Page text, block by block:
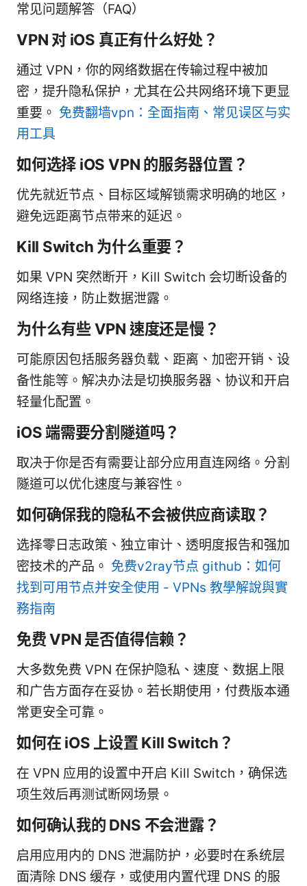
常见问题解答（FAQ）
VPN 对 iOS 真正有什么好处？
通过 VPN，你的网络数据在传输过程中被加
密，提升隐私保护，尤其在公共网络环境下更显
重要。 免费翻墙vpn：全面指南、常见误区与实
用工具
如何选择 iOS VPN 的服务器位置？
优先就近节点、目标区域解锁需求明确的地区，
避免远距离节点带来的延迟。
Kill Switch 为什么重要？
如果 VPN 突然断开，Kill Switch 会切断设备的
网络连接，防止数据泄露。
为什么有些 VPN 速度还是慢？
可能原因包括服务器负载、距离、加密开销、设
备性能等。解决办法是切换服务器、协议和开启
轻量化配置。
iOS 端需要分割隧道吗？
取决于你是否有需要让部分应用直连网络。分割
隧道可以优化速度与兼容性。
如何确保我的隐私不会被供应商读取？
选择零日志政策、独立审计、透明度报告和强加
密技术的产品。 免费v2ray节点 github：如何
找到可用节点并安全使用 - VPNs 教學解說與實
務指南
免费 VPN 是否值得信赖？
大多数免费 VPN 在保护隐私、速度、数据上限
和广告方面存在妥协。若长期使用，付费版本通
常更安全可靠。
如何在 iOS 上设置 Kill Switch？
在 VPN 应用的设置中开启 Kill Switch，确保选
项生效后再测试断网场景。
如何确认我的 DNS 不会泄露？
启用应用内的 DNS 泄漏防护，必要时在系统层
面清除 DNS 缓存，或使用内置代理 DNS 的服